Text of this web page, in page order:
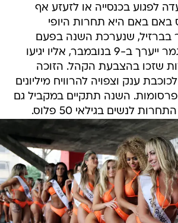
לפגוע בכנסייה או לזעזע אף
באם באם היא תחרות היופי
בברזיל, שנערכת השנה בפעם
השישית שלה. הגמר ייערך ב-9 בנובמבר, אליו יגיעו
שזכו בהצבעת הקהל. הזוכה
ענק וצפויה להרוויח מיליונים
השנה תתקיים במקביל גם
לנשים בגילאי 50 פלוס.